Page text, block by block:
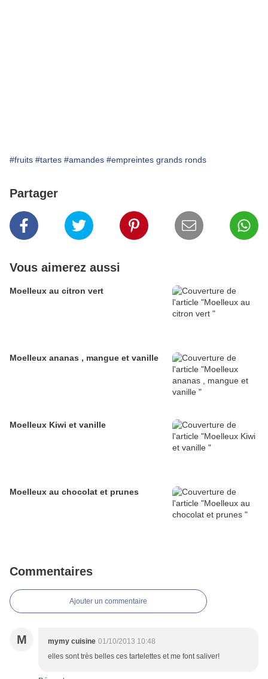
#fruits #tartes #amandes #empreintes grands ronds
Partager
Vous aimerez aussi
Moelleux au citron vert
Moelleux ananas , mangue et vanille
Moelleux Kiwi et vanille
Moelleux au chocolat et prunes
Commentaires
Ajouter un commentaire
M mymy cuisine 01/10/2013 10:48
elles sont très belles ces tartelettes et me font saliver!